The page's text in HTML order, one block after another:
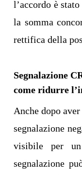
l’accordo è
la somma
rettifica della
Segnalazione
come ridurre
Anche dopo
segnalazione
visibile per
segnalazione